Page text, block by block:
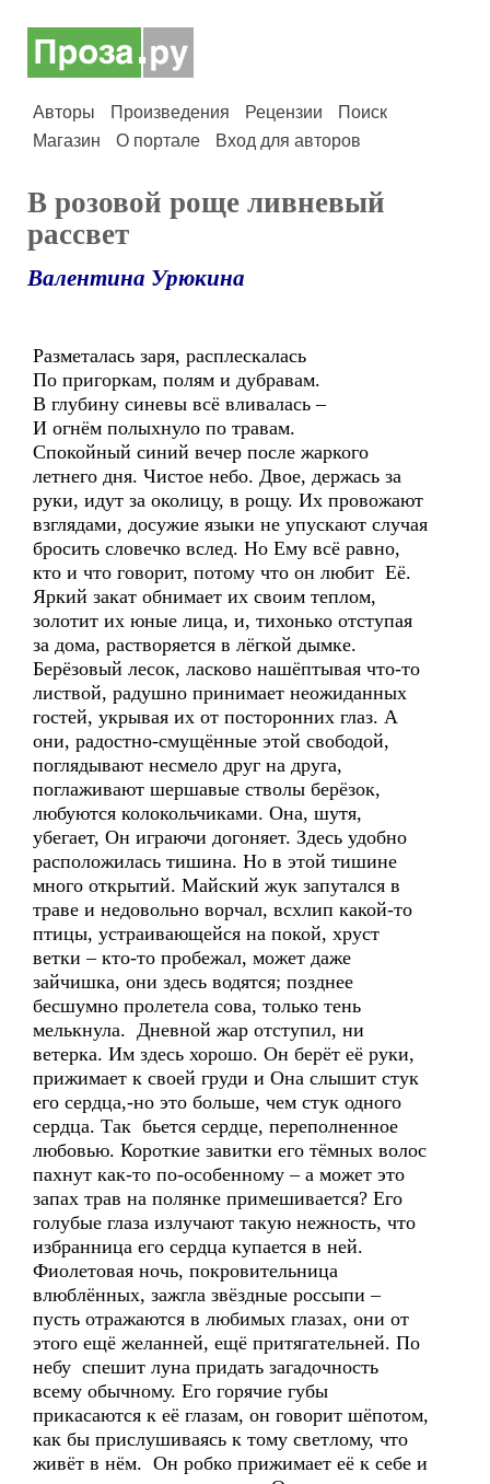
Авторы Произведения Рецензии
Поиск
Магазин
О портале Вход для авторов
В розовой роще ливневый
рассвет
Валентина Урюкина
Разметалась заря, расплескалась
По пригоркам, полям и дубравам.
В глубину синевы всё вливалась –
И огнём полыхнуло по травам.
Спокойный синий вечер после жаркого
летнего дня. Чистое небо. Двое, держась за
руки, идут за околицу, в рощу. Их провожают
взглядами, досужие языки не упускают случая
бросить словечко вслед. Но Ему всё равно,
кто и что говорит, потому что он любит Её.
Яркий закат обнимает их своим теплом,
золотит их юные лица, и, тихонько отступая
за дома, растворяется в лёгкой дымке.
Берёзовый лесок, ласково нашёптывая что-то
листвой, радушно принимает неожиданных
гостей, укрывая их от посторонних глаз. А
они, радостно-смущённые этой свободой,
поглядывают несмело друг на друга,
поглаживают шершавые стволы берёзок,
любуются колокольчиками. Она, шутя,
убегает, Он играючи догоняет. Здесь удобно
расположилась тишина. Но в этой тишине
много открытий. Майский жук запутался в
траве и недовольно ворчал, всхлип какой-то
птицы, устраивающейся на покой, хруст
ветки – кто-то пробежал, может даже
зайчишка, они здесь водятся; позднее
бесшумно пролетела сова, только тень
мелькнула. Дневной жар отступил, ни
ветерка. Им здесь хорошо. Он берёт её руки,
прижимает к своей груди и Она слышит стук
его сердца,-но это больше, чем стук одного
сердца. Так бьется сердце, переполненное
любовью. Короткие завитки его тёмных волос
пахнут как-то по-особенному – а может это
запах трав на полянке примешивается? Его
голубые глаза излучают такую нежность, что
избранница его сердца купается в ней.
Фиолетовая ночь, покровительница
влюблённых, зажгла звёздные россыпи –
пусть отражаются в любимых глазах, они от
этого ещё желанней, ещё притягательней. По
небу спешит луна придать загадочность
всему обычному. Его горячие губы
прикасаются к её глазам, он говорит шёпотом,
как бы прислушиваясь к тому светлому, что
живёт в нём. Он робко прижимает её к себе и